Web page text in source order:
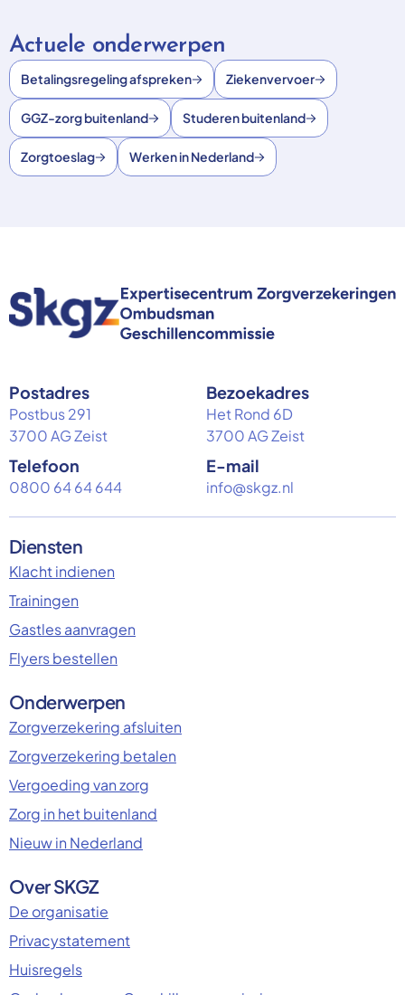
Actuele onderwerpen
Betalingsregeling afspreken Ziekenvervoer
GGZ-zorg buitenland Studeren buitenland
Zorgtoeslag Werken in Nederland
Postadres
Postbus 291
3700 AG Zeist
Bezoekadres
Het Rond 6D
3700 AG Zeist
Telefoon
0800 64 64 644
E-mail
info@skgz.nl
Diensten
Klacht indienen
Trainingen
Gastles aanvragen
Flyers bestellen
Onderwerpen
Zorgverzekering afsluiten
Zorgverzekering betalen
Vergoeding van zorg
Zorg in het buitenland
Nieuw in Nederland
Over SKGZ
De organisatie
Privacystatement
Huisregels